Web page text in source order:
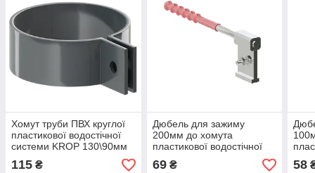
Хомут труби ПВХ круглої
пластикової водостічної
системи KROP 130\90мм
115 ₴
Дюбель для зажиму
200мм до хомута
пластикової водостічної
системи KROP 130\90мм
69₴ 58